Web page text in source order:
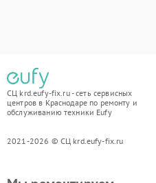
СЦ krd.eufy-fix.ru - сеть сервисных
центров в Краснодаре по ремонту и
обслуживанию техники Eufy
2021-2026 © СЦ krd.eufy-fix.ru